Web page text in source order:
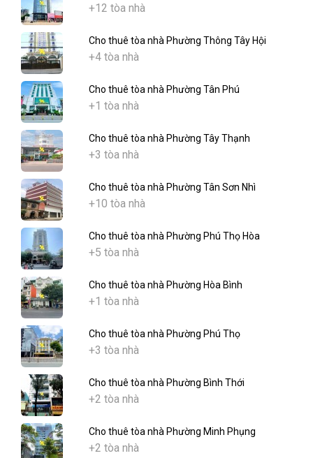
+12 tòa nhà
Cho thuê tòa nhà Phường Thông Tây Hội
+4 tòa nhà
Cho thuê tòa nhà Phường Tân Phú
+1 tòa nhà
Cho thuê tòa nhà Phường Tây Thạnh
+3 tòa nhà
Cho thuê tòa nhà Phường Tân Sơn Nhì
+10 tòa nhà
Cho thuê tòa nhà Phường Phú Thọ Hòa
+5 tòa nhà
Cho thuê tòa nhà Phường Hòa Bình
+1 tòa nhà
Cho thuê tòa nhà Phường Phú Thọ
+3 tòa nhà
Cho thuê tòa nhà Phường Bình Thới
+2 tòa nhà
Cho thuê tòa nhà Phường Minh Phụng
+2 tòa nhà